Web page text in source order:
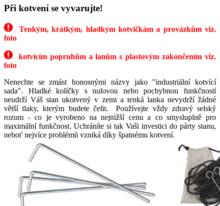
Při kotvení se vyvarujte!
Tenkým, krátkým, hladkým kotvičkám a provázkům viz.
foto
kotvicím popruhům a lanům s plastovým zakončením viz.
foto
Nenechte se zmást honosnými názvy jako "industriální kotvící
sada". Hladké kolíčky s nulovou nebo pochybnou funkčností
neudrží Váš stan ukotvený v zemi a tenká lanka nevydrží žádné
větší tlaky, kterým budete čelit. Používejte vždy zdravý selský
rozum - co je vyrobeno na nejnižší cenu a co smysluplně pro
maximální funkčnost. Uchráníte si tak Vaši investici do párty stanu,
neboť nejvíce problémů vzniká díky špatnému kotvení.